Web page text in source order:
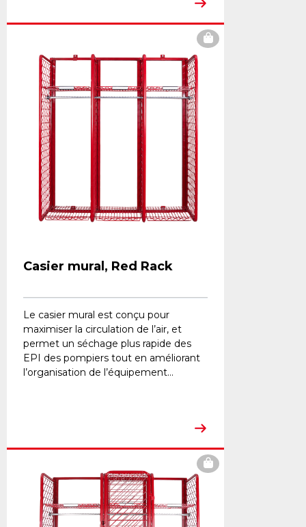
Casier mural, Red Rack
Le casier mural est conçu pour
maximiser la circulation de l’air, et
permet un séchage plus rapide des
EPI des pompiers tout en améliorant
l’organisation de l’équipement...